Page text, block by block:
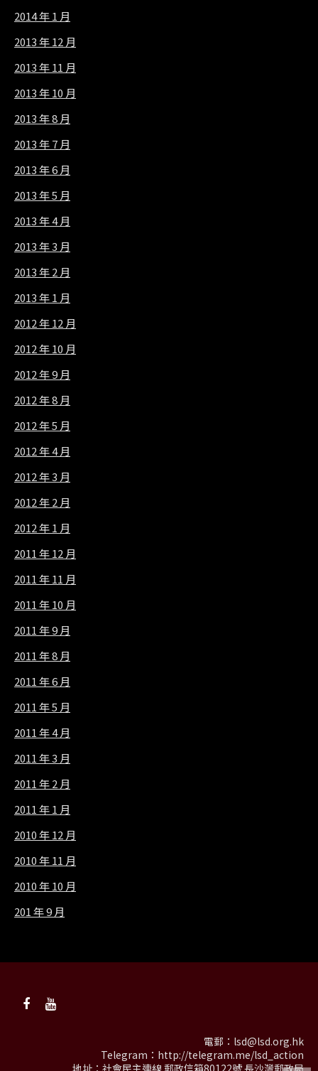
2014 年 1 月
2013 年 12 月
2013 年 11 月
2013 年 10 月
2013 年 8 月
2013 年 7 月
2013 年 6 月
2013 年 5 月
2013 年 4 月
2013 年 3 月
2013 年 2 月
2013 年 1 月
2012 年 12 月
2012 年 10 月
2012 年 9 月
2012 年 8 月
2012 年 5 月
2012 年 4 月
2012 年 3 月
2012 年 2 月
2012 年 1 月
2011 年 12 月
2011 年 11 月
2011 年 10 月
2011 年 9 月
2011 年 8 月
2011 年 6 月
2011 年 5 月
2011 年 4 月
2011 年 3 月
2011 年 2 月
2011 年 1 月
2010 年 12 月
2010 年 11 月
2010 年 10 月
201 年 9 月
電郵： lsd@lsd.org.hk
Telegram： http://telegram.me/lsd_action